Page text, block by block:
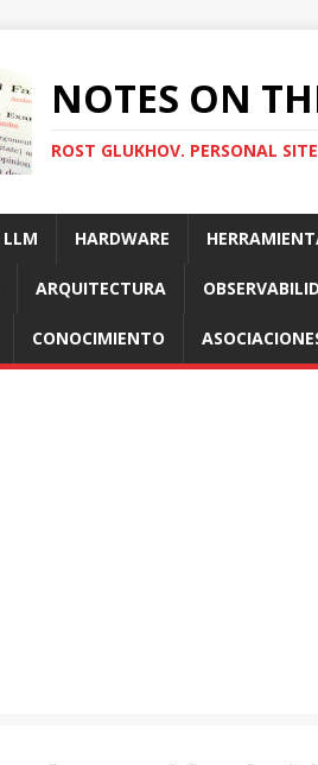
NOTES ON
ROST GLUKHOV. PERSONAL
LLM HARDWARE
ARQUITECTURA
CONOCIMIENTO